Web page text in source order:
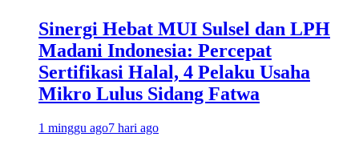
Sinergi Hebat MUI Sulsel dan LPH
Madani Indonesia: Percepat
Sertifikasi Halal, 4 Pelaku Usaha
Mikro Lulus Sidang Fatwa
1 minggu ago7 hari ago